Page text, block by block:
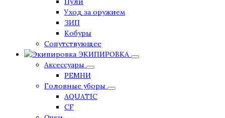
Уход за оружием
ЗИП
Кобуры
Сопутствующее
ЭКИПИРОВКА
Аксессуары
РЕМНИ
Головные уборы
AQUATIC
CF